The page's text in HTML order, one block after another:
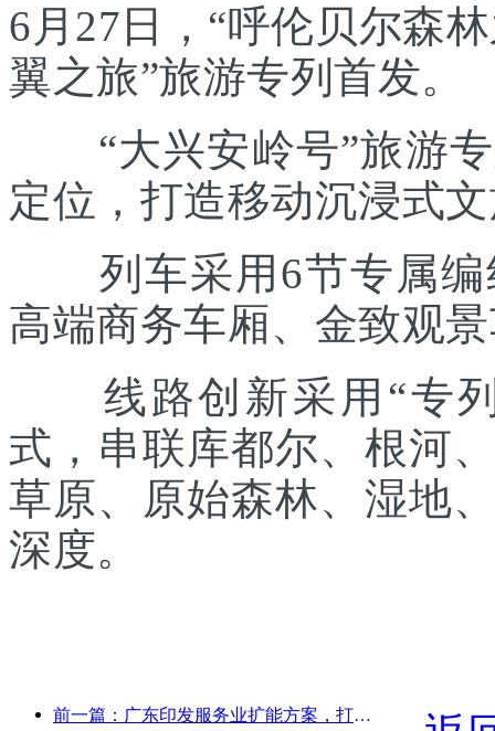
6月27日，“呼伦贝尔森
翼之旅”旅游专列首发。
“大兴安岭号”旅游专
定位，打造移动沉浸式
列车采用6节专属编
高端商务车厢、金致观
线路创新采用“专列
式，串联库都尔、根河
草原、原始森林、湿地
深度。
前一篇：广东印发服务业扩能方案，打造大湾区世界级旅游目的地